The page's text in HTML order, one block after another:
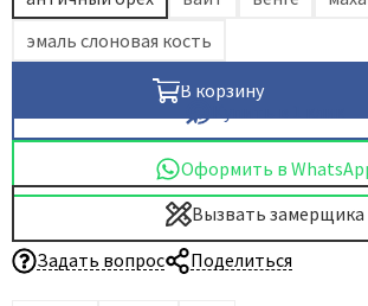
эмаль слоновая кость
В корзину
Оформить в
Вызвать замерщика
Задать вопрос
Поделиться